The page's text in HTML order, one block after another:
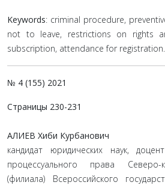
Keywords: criminal procedure,
not to leave, restrictions on rights
subscription, attendance for registration.
№ 4 (155) 2021
Страницы 230-231
АЛИЕВ Хиби Курбанович
кандидат юридических наук,
процессуального права Северо-
(филиала) Всероссийского